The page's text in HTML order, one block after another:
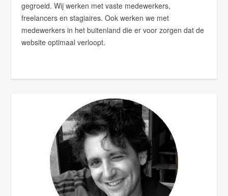
gegroeid. Wij werken met vaste medewerkers,
freelancers en stagiaires. Ook werken we met
medewerkers in het buitenland die er voor zorgen dat de
website optimaal verloopt.